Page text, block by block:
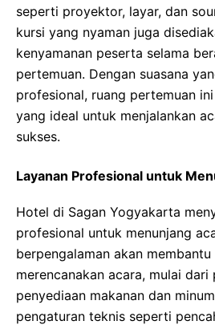
seperti proyektor, layar, dan
kursi yang nyaman juga
kenyamanan peserta selama
pertemuan. Dengan suasana
profesional, ruang pertemuan
yang ideal untuk menjalankan
sukses.
Layanan Profesional untuk
Hotel di Sagan Yogyakarta
profesional untuk menunjang
berpengalaman akan
merencanakan acara, mulai dari
penyediaan makanan dan
pengaturan teknis seperti